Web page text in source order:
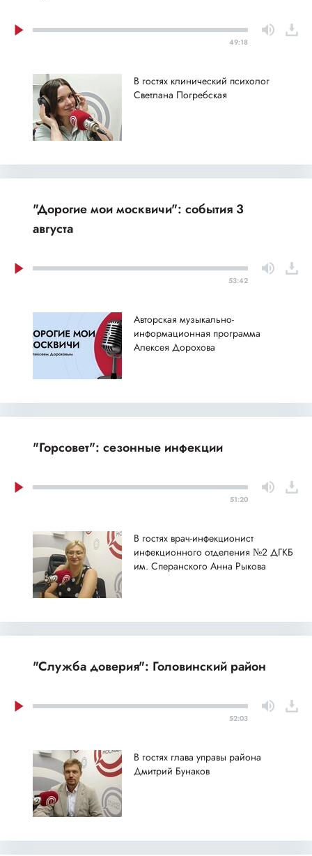
49:18
В гостях клинический психолог
Светлана Погребская
"Дорогие мои москвичи": события 3
августа
53:42
Авторская музыкально-
информационная программа
Алексея Дорохова
"Горсовет": сезонные инфекции
51:20
В гостях врач-инфекционист
инфекционного отделения №2 ДГКБ
им. Сперанского Анна Рыкова
"Служба доверия": Головинский район
52:03
В гостях глава управы района
Дмитрий Бунаков